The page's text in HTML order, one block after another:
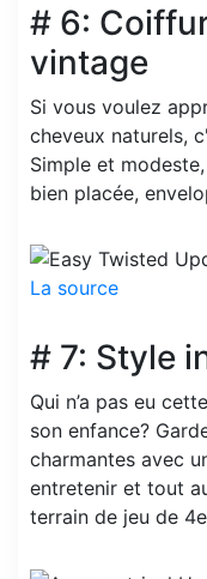
# 6:
vintage
Si vous voulez
cheveux naturels,
Simple et modeste,
bien placée,
La source
# 7: Style
Qui n’a pas eu
son enfance?
charmantes avec
entretenir et tout
terrain de jeu de